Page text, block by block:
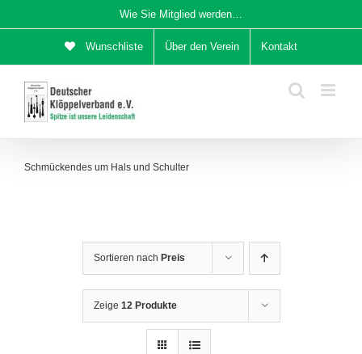
Inhalt
Wie Sie Mitglied werden…
Wunschliste Über den Verein Kontakt
Schmückendes um Hals und Schulter
Sortieren nach Preis
Zeige 12 Produkte